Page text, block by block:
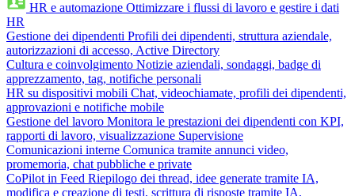
HR e automazione Ottimizzare i flussi di lavoro e gestire i dati
HR
Gestione dei dipendenti Profili dei dipendenti, struttura aziendale,
autorizzazioni di accesso, Active Directory
Cultura e coinvolgimento Notizie aziendali, sondaggi, badge di
apprezzamento, tag, notifiche personali
HR su dispositivi mobili Chat, videochiamate, profili dei dipendenti,
approvazioni e notifiche mobile
Gestione del lavoro Monitora le prestazioni dei dipendenti con KPI,
rapporti di lavoro, visualizzazione Supervisione
Comunicazioni interne Comunica tramite annunci video,
promemoria, chat pubbliche e private
CoPilot in Feed Riepilogo dei thread, idee generate tramite IA,
modifica e creazione di testi, scrittura di risposte tramite IA,